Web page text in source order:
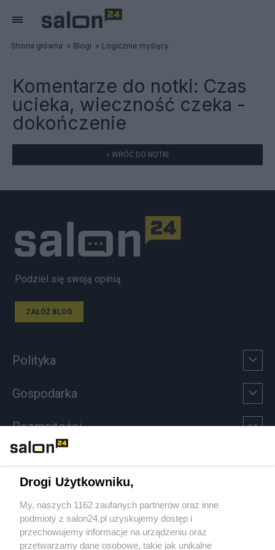
Strona główna Blogi Logicznie myślący
Komentarze do notki: Czas
ucieka, wieczność czeka -
dokończenie
« WRÓĆ DO NOTKI
Podziel się swoją opinią
ZAŁÓŻ BLOG
Polityka
Gospodarka
Rozmaitości
Sport
Społeczeństwo
Drogi Użytkowniku,
My, naszych 1162 zaufanych partnerów oraz inne
podmioty z salon24.pl uzyskujemy dostęp i
przechowujemy informacje na urządzeniu oraz
przetwarzamy dane osobowe, takie jak unikalne